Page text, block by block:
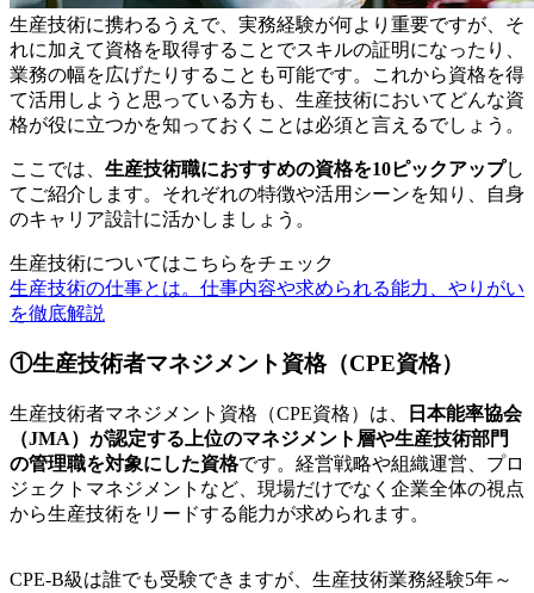
生産技術に携わるうえで、実務経験が何より重要ですが、そ
れに加えて資格を取得することでスキルの証明になったり、
業務の幅を広げたりすることも可能です。これから資格を得
て活用しようと思っている方も、生産技術においてどんな資
格が役に立つかを知っておくことは必須と言えるでしょう。
ここでは、 生産技術職におすすめの資格を10ピックアップし
てご紹介します。それぞれの特徴や活用シーンを知り、自身
のキャリア設計に活かしましょう。
生産技術についてはこちらをチェック
生産技術の仕事とは。仕事内容や求められる能力、やりがい
を徹底解説
①生産技術者マネジメント資格（CPE資格）
生産技術者マネジメント資格（CPE資格）は、
日本能率協会
（JMA）が認定する上位のマネジメント層や生産技術部門
の管理職を対象にした資格です。経営戦略や組織運営、プロ
ジェクトマネジメントなど、現場だけでなく企業全体の視点
から生産技術をリードする能力が求められます。
CPE-B級は誰でも受験できますが、生産技術業務経験5年～